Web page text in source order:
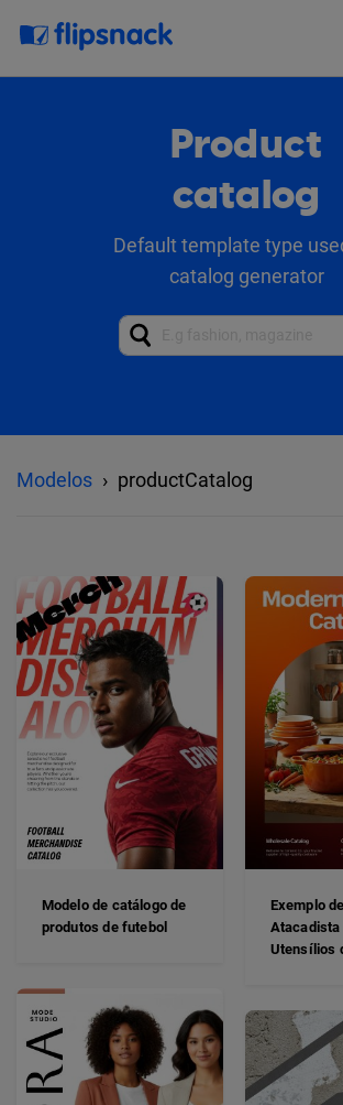
Product
catalog
Default template type
catalog generator
Modelos productCatalog
Modelo de catálogo de
produtos de futebol
Exemplo
Atacadista
Utensílios